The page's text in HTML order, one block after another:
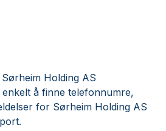
Holding AS
å finne telefonnumre,
for Sørheim Holding AS